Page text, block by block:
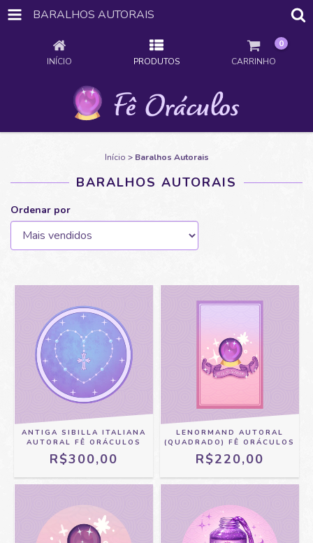
BARALHOS AUTORAIS
INÍCIO PRODUTOS CARRINHO
0
Início > Baralhos Autorais
BARALHOS AUTORAIS
Ordenar por
ANTIGA SIBILLA ITALIANA
AUTORAL FÊ ORÁCULOS
R$300,00
LENORMAND AUTORAL
(QUADRADO) FÊ ORÁCULOS
R$220,00